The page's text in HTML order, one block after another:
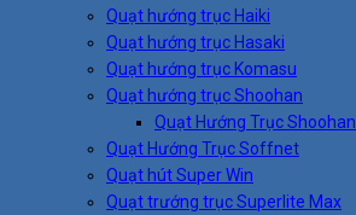
Quạt hướng trục Haiki
Quạt hướng trục Hasaki
Quạt hướng trục Komasu
Quạt hướng trục Shoohan
Quạt Hướng Trục Shoohan
Quạt Hướng Trục Soffnet
Quạt hút Super Win
Quạt trướng trục Superlite Max